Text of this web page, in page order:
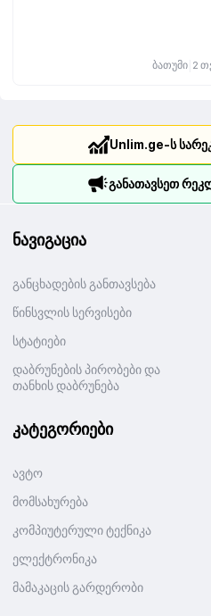
ბათუმი 2
Unlim.ge-ს
განათავსეთ
ნავიგაცია
განცხადების განთავსება
წინსვლის სერვისები
სტატიები
დაბრუნების პირობები და
თანხის დაბრუნება
კატეგორიები
ავტო
მომსახურება
კომპიუტერული ტექნიკა
ელექტრონიკა
მამაკაცის გარდერობი